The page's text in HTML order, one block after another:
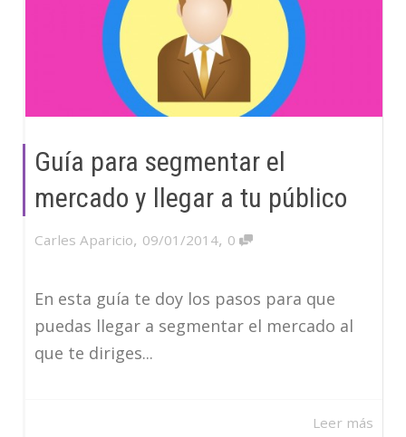
Guía para segmentar el
mercado y llegar a tu público
Carles Aparicio, 09/01/2014, 0
En esta guía te doy los pasos para que
puedas llegar a segmentar el mercado al
que te diriges...
Leer más